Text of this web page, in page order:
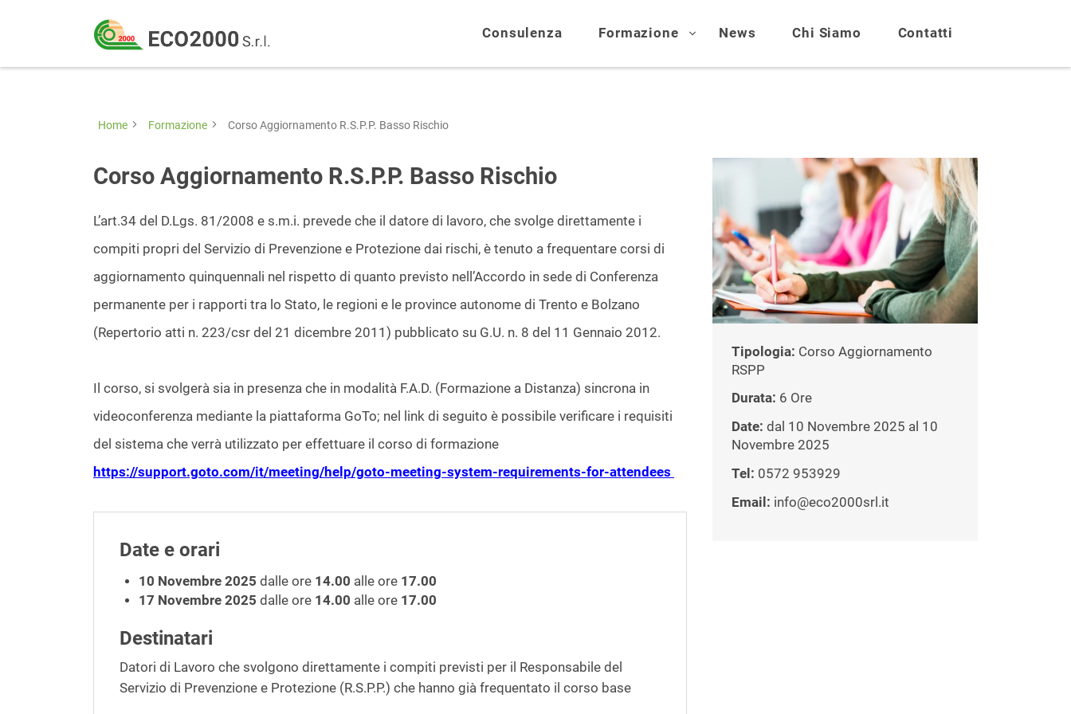
Eco
2000
Srl
Formazione
consulenza
la
sul
lavoro
–
D.Lgs
81/08
Consulenza Formazione News Chi Siamo Contatti
Home Formazione Corso Aggiornamento R.S.P.P. Basso Rischio
Corso Aggiornamento R.S.P.P. Basso Rischio
L’art.34 del D.Lgs. 81/2008 e s.m.i. prevede che il datore di lavoro, che svolge direttamente i
compiti propri del Servizio di Prevenzione e Protezione dai rischi, è tenuto a frequentare corsi di
aggiornamento quinquennali nel rispetto di quanto previsto nell’Accordo in sede di Conferenza
permanente per i rapporti tra lo Stato, le regioni e le province autonome di Trento e Bolzano
(Repertorio atti n. 223/csr del 21 dicembre 2011) pubblicato su G.U. n. 8 del 11 Gennaio 2012.
Il corso, si svolgerà sia in presenza che in modalità F.A.D. (Formazione a Distanza) sincrona in
videoconferenza mediante la piattaforma GoTo; nel link di seguito è possibile verificare i requisiti
del sistema che verrà utilizzato per effettuare il corso di formazione
https://support.goto.com/it/meeting/help/goto-meeting-system-requirements-for-attendees
Date e orari
10 Novembre 2025 dalle ore 14.00 alle ore 17.00
17 Novembre 2025 dalle ore 14.00 alle ore 17.00
Destinatari
Datori di Lavoro che svolgono direttamente i compiti previsti per il Responsabile del
Servizio di Prevenzione e Protezione (R.S.P.P.) che hanno già frequentato il corso base
Tipologia: Corso Aggiornamento
RSPP
Durata: 6 Ore
Date: dal 10 Novembre 2025 al 10
Novembre 2025
Tel: 0572 953929
Email: info@eco2000srl.it